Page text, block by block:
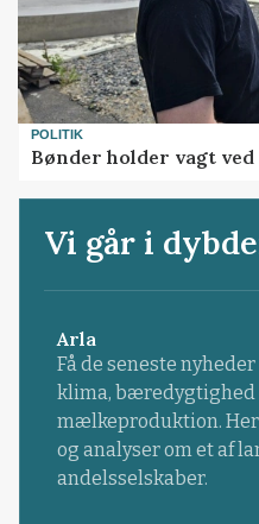
POLITIK
Bønder holder vagt ved
Vi går i
Arla
Få de seneste
klima, bæredygtighed
mælkeproduktion.
og analyser om et af
andelsselskaber.